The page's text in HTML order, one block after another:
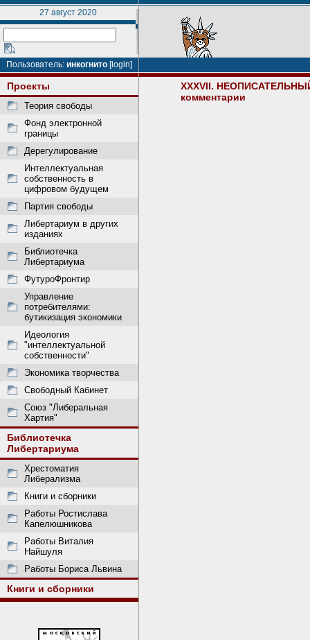
27 август 2020
Пользователь: инкогнито [login]
Проекты
Теория свободы
Фонд электронной
границы
Дерегулирование
Интеллектуальная
собственность в
цифровом будущем
Партия свободы
Либертариум в других
изданиях
Библиотечка
Либертариума
ФутуроФронтир
Управление
потребителями:
бутикизация экономики
Идеология
"интеллектуальной
собственности"
Экономика творчества
Свободный Кабинет
Союз "Либеральная
Хартия"
Библиотечка
Либертариума
Хрестоматия
Либерализма
Книги и сборники
Работы Ростислава
Капелюшникова
Работы Виталия
Найшуля
Работы Бориса Львина
Книги и сборники
XXXVII.
комментарии